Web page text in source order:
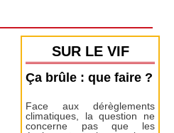
SUR LE VIF
Ça brûle : que faire ?
Face aux dérèglements
climatiques, la question ne
concerne pas que les